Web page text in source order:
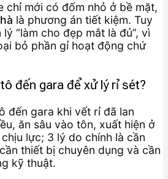
chỉ mới có đốm nhỏ ở bề mặt,
là phương án tiết kiệm. Tuy
“làm cho đẹp mắt là đủ”, vì
bỏ phần gỉ hoạt động chứ
đến gara để xử lý rỉ sét?
đến gara khi vết rỉ đã lan
ăn sâu vào tôn, xuất hiện ở
lực; 3 lý do chính là cần
thiết bị chuyên dụng và cần
kỹ thuật.